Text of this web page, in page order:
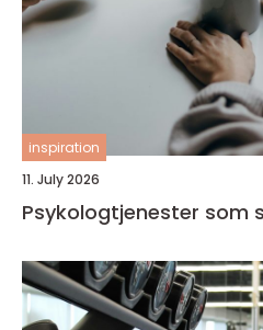
inspiration
11. July 2026
Psykologtjenester som